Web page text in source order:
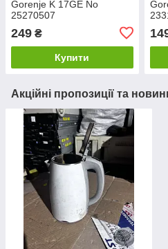
Gorenje K 17GE No
25270507
249 ₴
Купити
Акційні пропозиції та